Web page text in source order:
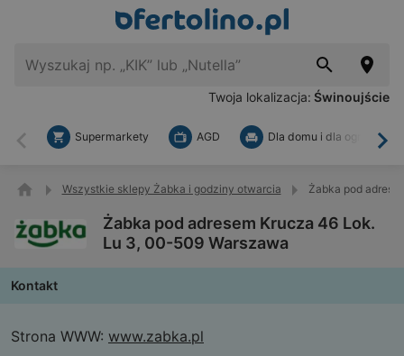
Twoja lokalizacja: Świnoujście
Wstecz
Supermarkety AGD Dla domu i dla ogrodu
Wszystkie sklepy Żabka i godziny otwarcia Żabka pod
Żabka pod adresem Krucza 46 Lok.
Lu 3, 00-509 Warszawa
Kontakt
Strona WWW: www.zabka.pl